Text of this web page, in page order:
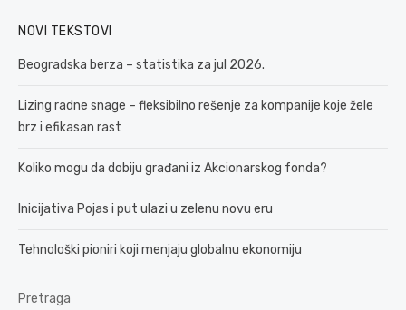
NOVI TEKSTOVI
Beogradska berza – statistika za jul 2026.
Lizing radne snage – fleksibilno rešenje za kompanije koje žele
brz i efikasan rast
Koliko mogu da dobiju građani iz Akcionarskog fonda?
Inicijativa Pojas i put ulazi u zelenu novu eru
Tehnološki pioniri koji menjaju globalnu ekonomiju
Pretraga